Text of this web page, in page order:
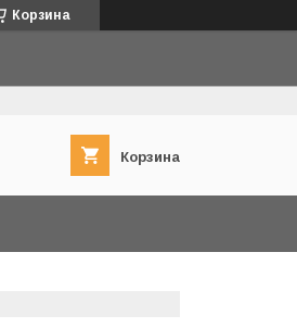
Корзина
Корзина